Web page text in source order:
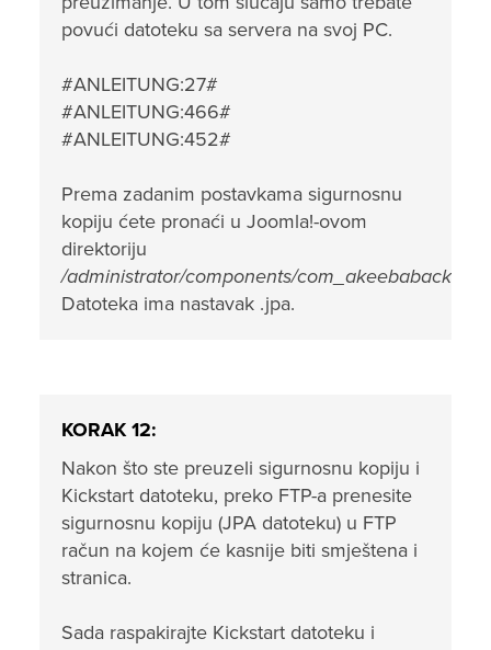
povući datoteku sa servera na svoj PC.
#ANLEITUNG:27#
#ANLEITUNG:466#
#ANLEITUNG:452#
Prema zadanim postavkama sigurnosnu
kopiju ćete pronaći u Joomla!-ovom
direktoriju
/administrator/components/com_akeebabackup/
Datoteka ima nastavak .jpa.
KORAK 12:
Nakon što ste preuzeli sigurnosnu kopiju i
Kickstart datoteku, preko FTP-a prenesite
sigurnosnu kopiju (JPA datoteku) u FTP
račun na kojem će kasnije biti smještena i
stranica.
Sada raspakirajte Kickstart datoteku i